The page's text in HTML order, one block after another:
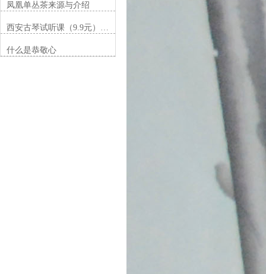
凤凰单丛茶来源与介绍
西安古琴试听课（9.9元）…
什么是恭敬心